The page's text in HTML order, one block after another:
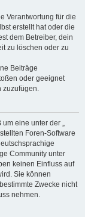
Verantwortung für die
erstellt hat oder die
dem Betreiber, dein
zu löschen oder zu
Beiträge
oder geeignet
zuzufügen.
eine unter der „
Foren-Software
Community unter
keinen Einfluss auf
Sie können
Zwecke nicht
nehmen.